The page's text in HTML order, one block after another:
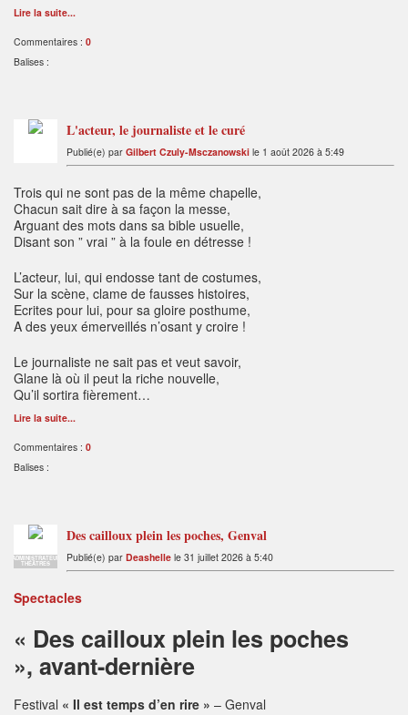
Lire la suite...
Commentaires : 0
Balises :
L'acteur, le journaliste et le curé
Publié(e) par Gilbert Czuly-Msczanowski le 1 août 2026 à 5:49
Trois qui ne sont pas de la même chapelle,
Chacun sait dire à sa façon la messe,
Arguant des mots dans sa bible usuelle,
Disant son ” vrai ” à la foule en détresse !
L’acteur, lui, qui endosse tant de costumes,
Sur la scène, clame de fausses histoires,
Ecrites pour lui, pour sa gloire posthume,
A des yeux émerveillés n’osant y croire !
Le journaliste ne sait pas et veut savoir,
Glane là où il peut la riche nouvelle,
Qu’il sortira fièrement…
Lire la suite...
Commentaires : 0
Balises :
ADMINISTRATEUR
THÉÂTRES
Des cailloux plein les poches, Genval
Publié(e) par Deashelle le 31 juillet 2026 à 5:40
Spectacles
« Des cailloux plein les poches
», avant-dernière
Festival « Il est temps d’en rire » – Genval